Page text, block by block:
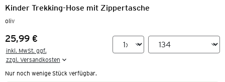
Kinder Trekking-Hose mit Zippertasche
oliv
Preis:
25,99 €
inkl. MwSt. ggf.
zzgl. Versandkosten
Nur noch wenige Stück verfügbar.